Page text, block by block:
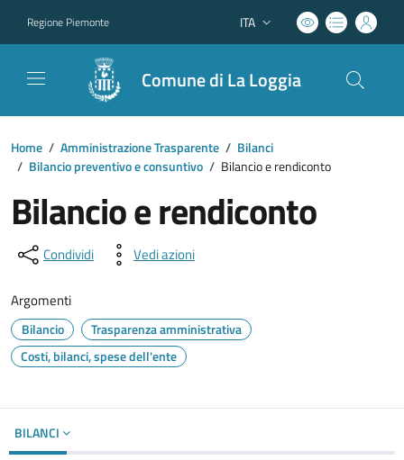
Regione Piemonte Lingua attiva:
ITA
Comune di La Loggia
Home / Amministrazione Trasparente / Bilanci
/ Bilancio preventivo e consuntivo / Bilancio e rendiconto
Bilancio e rendiconto
Condividi Vedi azioni
Argomenti
Bilancio
Trasparenza amministrativa
Costi, bilanci, spese dell'ente
BILANCI